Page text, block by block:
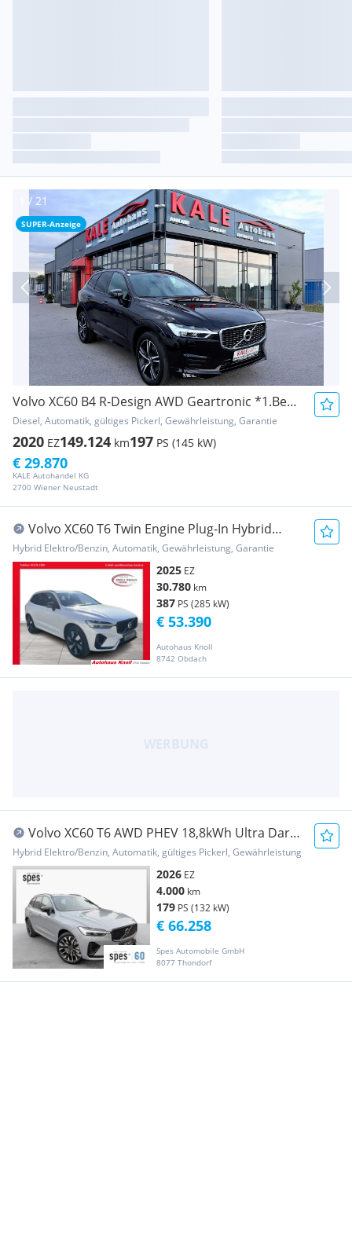
SUPER-Anzeige
Volvo XC60 B4 R-Design AWD Geartronic *1.Besitz*Leder...
Diesel, Automatik, gültiges Pickerl, Gewährleistung, Garantie
2020 EZ149.124 km197 PS (145 kW)
KALE Autohandel KG
2700 Wiener Neustadt
€ 29.870
Volvo XC60 T6 Twin Engine Plug-In Hybrid
AWD
Hybrid Elektro/Benzin, Automatik, Gewährleistung, Garantie
2025 EZ
30.780 km
387 PS (285 kW)
Autohaus Knoll
8742 Obdach
€ 53.390
Volvo XC60 T6 AWD PHEV 18,8kWh Ultra Dark
Aut.
Hybrid Elektro/Benzin, Automatik, gültiges Pickerl, Gewährleistung
2026 EZ
4.000 km
179 PS (132 kW)
Spes Automobile GmbH
8077 Thondorf
€ 66.258